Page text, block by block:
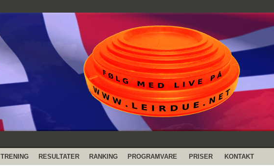
TRENING RESULTATER RANKING PROGRAMVARE PRISER KONTAKT